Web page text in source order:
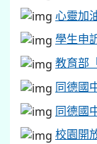
心靈加
學生申
教育部
同德國
同德國
校園開